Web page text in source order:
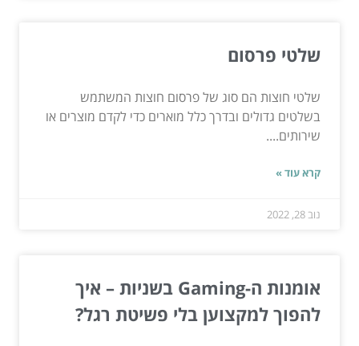
שלטי פרסום
שלטי חוצות הם סוג של פרסום חוצות המשתמש
בשלטים גדולים ובדרך כלל מוארים כדי לקדם מוצרים או
שירותים....
קרא עוד »
נוב 28, 2022
אומנות ה-Gaming בשניות – איך
להפוך למקצוען בלי פשיטת רגל?